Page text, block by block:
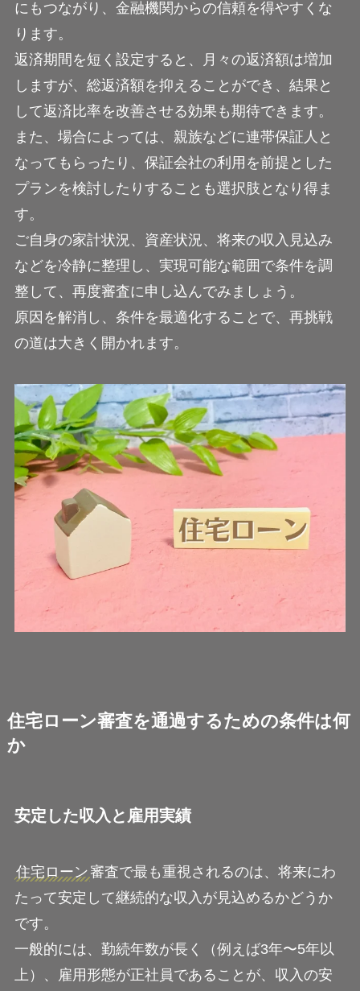
にもつながり、金融機関からの信頼を得やすくな
ります。
返済期間を短く設定すると、月々の返済額は増加
しますが、総返済額を抑えることができ、結果と
して返済比率を改善させる効果も期待できます。
また、場合によっては、親族などに連帯保証人と
なってもらったり、保証会社の利用を前提とした
プランを検討したりすることも選択肢となり得ま
す。
ご自身の家計状況、資産状況、将来の収入見込み
などを冷静に整理し、実現可能な範囲で条件を調
整して、再度審査に申し込んでみましょう。
原因を解消し、条件を最適化することで、再挑戦
の道は大きく開かれます。
住宅ローン審査を通過するための条件は何
か
安定した収入と雇用実績
住宅ローン 審査で最も重視されるのは、将来にわ
たって安定して継続的な収入が見込めるかどうか
です。
一般的には、勤続年数が長く（例えば3年〜5年以
上）、雇用形態が正社員であることが、収入の安